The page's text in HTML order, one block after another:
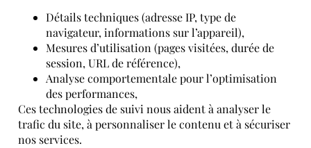
Détails techniques (adresse IP, type de
navigateur, informations sur l’appareil),
Mesures d’utilisation (pages visitées, durée de
session, URL de référence),
Analyse comportementale pour l’optimisation
des performances,
Ces technologies de suivi nous aident à analyser le
trafic du site, à personnaliser le contenu et à sécuriser
nos services.